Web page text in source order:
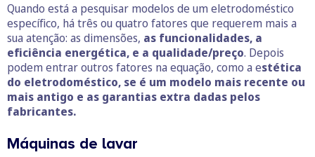
Quando está a pesquisar modelos de um eletrodoméstico
específico, há três ou quatro fatores que requerem mais a
sua atenção: as dimensões, as funcionalidades, a
eficiência energética, e a qualidade/preço. Depois
podem entrar outros fatores na equação, como a estética
do eletrodoméstico, se é um modelo mais recente ou
mais antigo e as garantias extra dadas pelos
fabricantes.
Máquinas de lavar